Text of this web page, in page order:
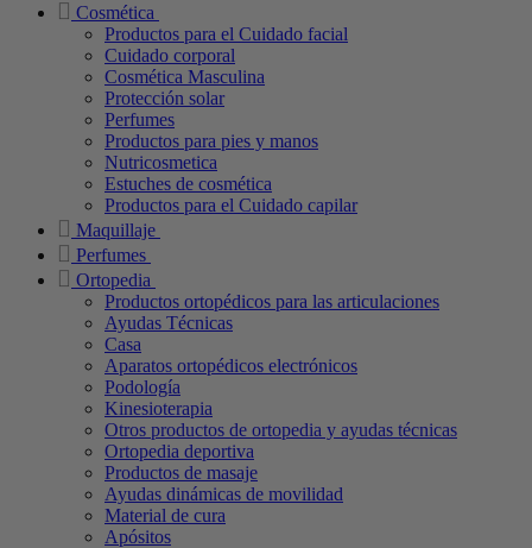
Cosmética
Productos para el Cuidado facial
Cuidado corporal
Cosmética Masculina
Protección solar
Perfumes
Productos para pies y manos
Nutricosmetica
Estuches de cosmética
Productos para el Cuidado capilar
Maquillaje
Perfumes
Ortopedia
Productos ortopédicos para las articulaciones
Ayudas Técnicas
Casa
Aparatos ortopédicos electrónicos
Podología
Kinesioterapia
Otros productos de ortopedia y ayudas técnicas
Ortopedia deportiva
Productos de masaje
Ayudas dinámicas de movilidad
Material de cura
Apósitos